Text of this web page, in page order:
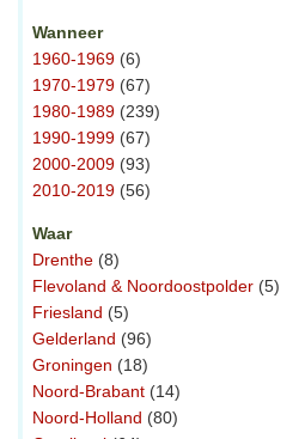
Wanneer
1960-1969 (6)
1970-1979 (67)
1980-1989 (239)
1990-1999 (67)
2000-2009 (93)
2010-2019 (56)
Waar
Drenthe (8)
Flevoland & Noordoostpolder (5)
Friesland (5)
Gelderland (96)
Groningen (18)
Noord-Brabant (14)
Noord-Holland (80)